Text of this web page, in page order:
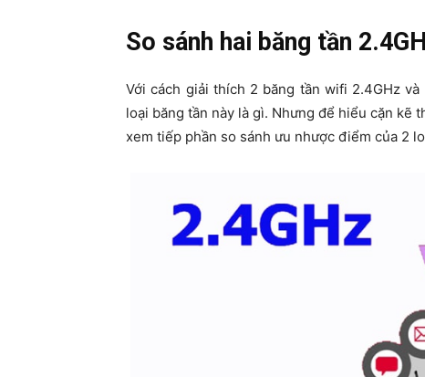
So sánh hai băng tần
Với cách giải thích 2 băng tần wifi 2.4GHz
loại băng tần này là gì. Nhưng để hiểu cặn kẽ
xem tiếp phần so sánh ưu nhược điểm của 2